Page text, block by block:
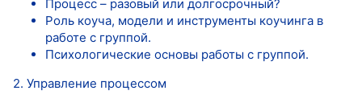
Процесс – разовый или долгосрочный?
Роль коуча, модели и инструменты коучинга в
работе с группой.
Психологические основы работы с группой.
2. Управление процессом